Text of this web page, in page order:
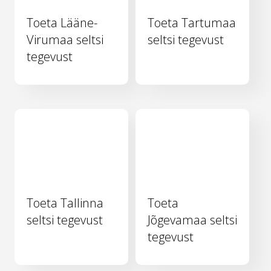
Toeta Lääne-
Virumaa seltsi
tegevust
Toeta Tartumaa
seltsi tegevust
Toeta Tallinna
seltsi tegevust
Toeta
Jõgevamaa seltsi
tegevust